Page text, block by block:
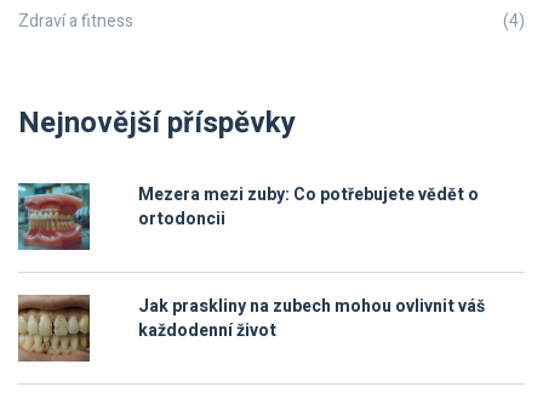
Zdraví a fitness (4)
Nejnovější příspěvky
Mezera mezi zuby: Co potřebujete vědět o
ortodoncii
Jak praskliny na zubech mohou ovlivnit váš
každodenní život